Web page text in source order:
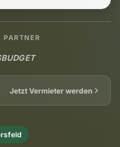
PARTNER
BUDGET
Jetzt Vermieter werden